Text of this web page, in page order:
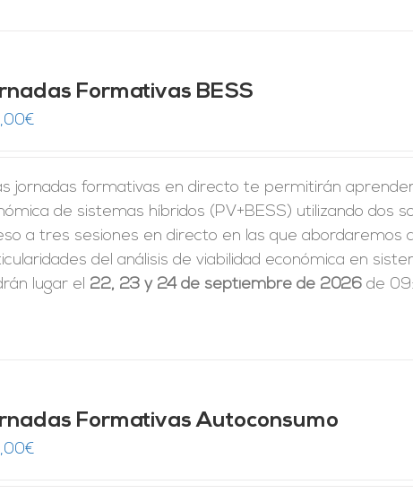
Formativas BESS
€
jornadas formativas en directo te permitirán
de sistemas híbridos (PV+BESS) utilizando dos
a tres sesiones en directo en las que abordaremos
del análisis de viabilidad económica en
lugar el 22, 23 y 24 de septiembre de 2026 de
Formativas Autoconsumo
€